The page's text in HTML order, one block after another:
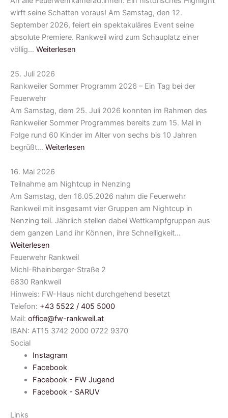
wirft seine Schatten voraus! Am Samstag, den 12.
September 2026, feiert ein spektakuläres Event seine
absolute Premiere. Rankweil wird zum Schauplatz einer
völlig… Weiterlesen
25. Juli 2026
Rankweiler Sommer Programm 2026 – Ein Tag bei der
Feuerwehr
Am Samstag, dem 25. Juli 2026 konnten im Rahmen des
Rankweiler Sommer Programmes bereits zum 15. Mal in
Folge rund 60 Kinder im Alter von sechs bis 10 Jahren
begrüßt… Weiterlesen
16. Mai 2026
Teilnahme am Nightcup in Nenzing
Am Samstag, den 16.05.2026 nahm die Feuerwehr
Rankweil mit insgesamt vier Gruppen am Nightcup in
Nenzing teil. Jährlich stellen dabei Wettkampfgruppen aus
dem ganzen Land ihr Können, ihre Schnelligkeit…
Weiterlesen
Feuerwehr Rankweil
Michl-Rheinberger-Straße 2
6830 Rankweil
Hinweis: FW-Haus nicht durchgehend besetzt
Telefon: +43 5522 / 405 5000
Mail: office@fw-rankweil.at
IBAN: AT15 3742 2000 0722 9370
Social
Instagram
Facebook
Facebook - FW Jugend
Facebook - SARUV
Links